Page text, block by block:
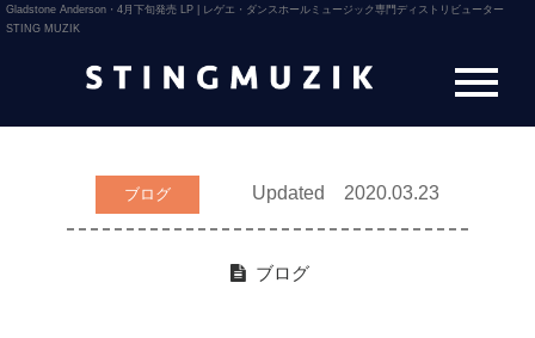
Gladstone Anderson・4月下旬発売 LP | レゲエ・ダンスホールミュージック専門ディストリビューター
STING MUZIK
ブログ Updated 2020.03.23
ブログ